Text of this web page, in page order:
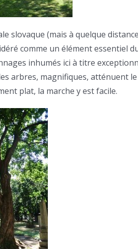
slovaque (mais à quelque
comme un élément essentiel
inhumés ici à titre
arbres, magnifiques, atténuent
plat, la marche y est facile.